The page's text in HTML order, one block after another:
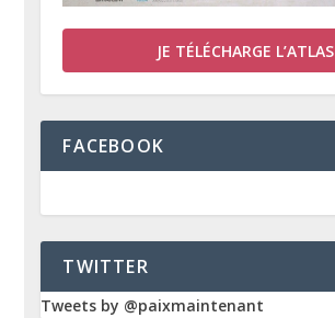
JE TÉLÉCHARGE L’ATLAS
FACEBOOK
TWITTER
Tweets by @paixmaintenant